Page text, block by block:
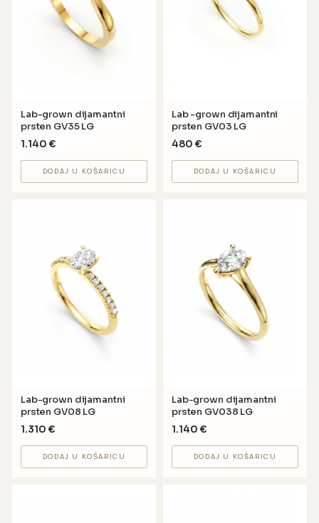
Lab-grown dijamantni
prsten GV35 LG
1.140 €
DODAJ U KOŠARICU
Lab -grown dijamantni
prsten GV03 LG
480 €
DODAJ U KOŠARICU
Lab-grown dijamantni
prsten GV08 LG
1.310 €
DODAJ U KOŠARICU
Lab-grown dijamantni
prsten GV038 LG
1.140 €
DODAJ U KOŠARICU